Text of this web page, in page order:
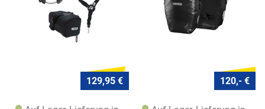
129,95 € 120,- €